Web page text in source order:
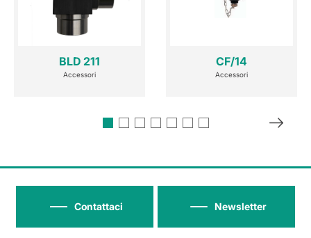
BLD 211
Accessori
CF/14
Accessori
Newsletter
Contattaci